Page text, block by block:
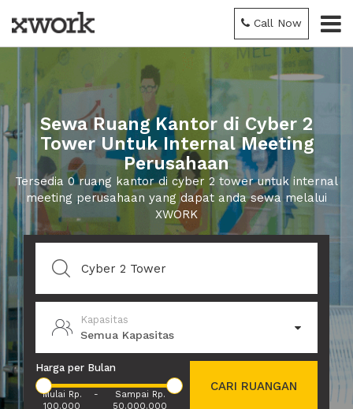
Call Now
Sewa Ruang Kantor di Cyber 2
Tower Untuk Internal Meeting
Perusahaan
Tersedia 0 ruang kantor di cyber 2 tower untuk internal
meeting perusahaan yang dapat anda sewa melalui
XWORK
Kapasitas
Semua Kapasitas
Harga per Bulan
Mulai Rp.
100.000
-
Sampai Rp.
50.000.000
CARI RUANGAN